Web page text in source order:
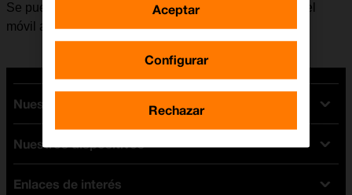
Se puede seleccionar el timbre de llamada que emite el
móvil al recibir una llamada.
Nuestras tarifas
Tarifas Orange
Tarifas fibra y móvil
Nuestros dispositivos
Ofertas en móviles
Enlaces de interés
Configurar
Rechazar
Aceptar